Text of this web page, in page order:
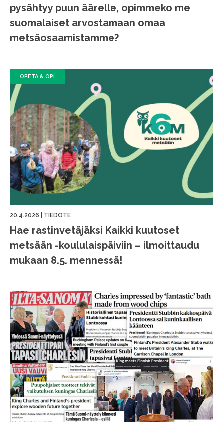
pysähtyy puun äärelle, opimmeko me
suomalaiset arvostamaan omaa
metsäosaamistamme?
OPETA & OPI
20.4.2026 TIEDOTE
Hae rastinvetäjäksi Kaikki kuutoset
metsään -koululaispäiviin – ilmoittaudu
mukaan 8.5. mennessä!